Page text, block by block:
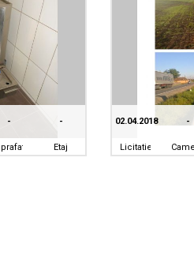
- -
Etaj
02.04.2018
Licitatie
-